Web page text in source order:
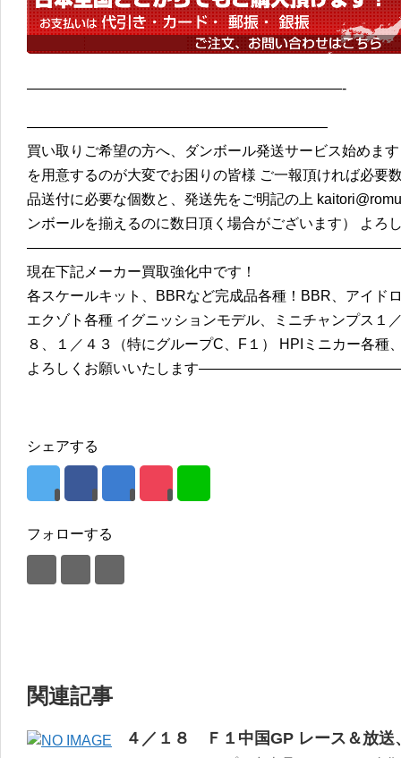
——————————————————————-
—————————————————————
買い取りご希望の方へ、ダンボール発送サービス始めま
を用意するのが大変でお困りの皆様 ご一報頂ければ必要
品送付に必要な個数と、発送先をご明記の上
ンボールを揃えるのに数日頂く場合がございます） よろ
現在下記メーカー買取強化中です！
各スケールキット、BBRなど完成品各種！BBR、アイド
エクゾト各種 イグニッションモデル、ミニチャンプス１
８、１／４３（特にグループC、F１） HPIミニカー各種
よろしくお願いいたします
シェアする
フォローする
関連記事
４／１８ Ｆ１中国GP レース＆放送